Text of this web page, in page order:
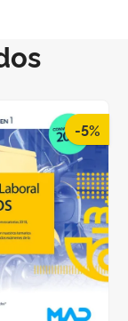
-5%